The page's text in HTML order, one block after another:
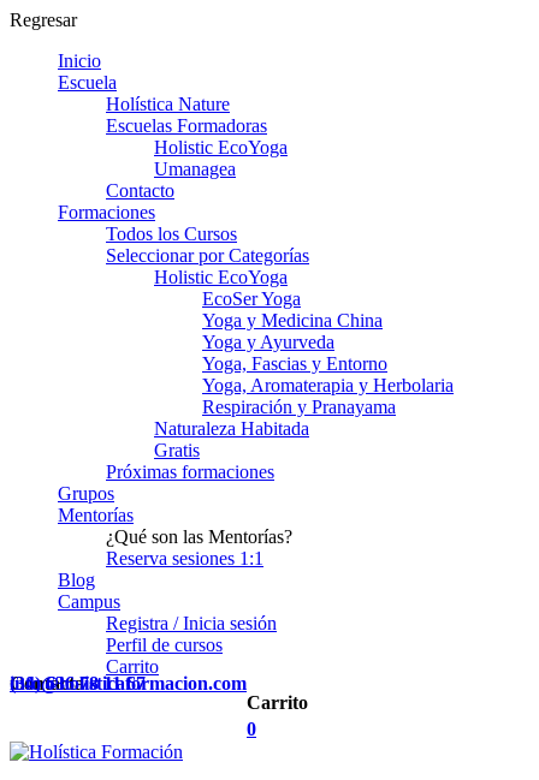
Regresar
Inicio
Escuela
Holística Nature
Escuelas Formadoras
Holistic EcoYoga
Umanagea
Contacto
Formaciones
Todos los Cursos
Seleccionar por Categorías
Holistic EcoYoga
EcoSer Yoga
Yoga y Medicina China
Yoga y Ayurveda
Yoga, Fascias y Entorno
Yoga, Aromaterapia y Herbolaria
Respiración y Pranayama
Naturaleza Habitada
Gratis
Próximas formaciones
Grupos
Mentorías
¿Qué son las Mentorías?
Reserva sesiones 1:1
Blog
Campus
Registra / Inicia sesión
Perfil de cursos
Carrito
Contacta
(34) 636 78 11 67
info@holisticaformacion.com
Carrito
0